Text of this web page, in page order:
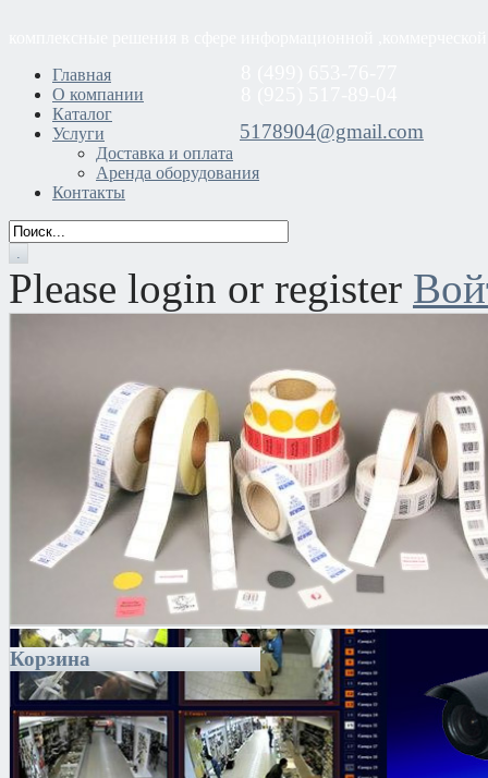
5178904@gmail.com
Главная
О компании
Каталог
Услуги
Доставка и оплата
Аренда оборудования
Контакты
Please login or register
Корзина